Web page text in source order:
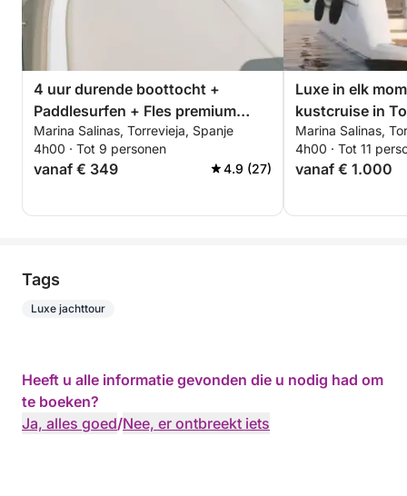
4 uur durende boottocht +
Paddlesurfen + Fles premium
Cava - ALL-INCLUSIVE
Marina Salinas, Torrevieja, Spanje
4h00 · Tot 9 personen
vanaf € 349 4.9 (27)
Luxe in elk
kustcruise in
Marina Salinas,
4h00 · Tot 11
vanaf € 1.000
Tags
Luxe jachttour
Heeft u alle informatie gevonden die u nodig had om
te boeken?
Ja, alles goed/Nee, er ontbreekt iets